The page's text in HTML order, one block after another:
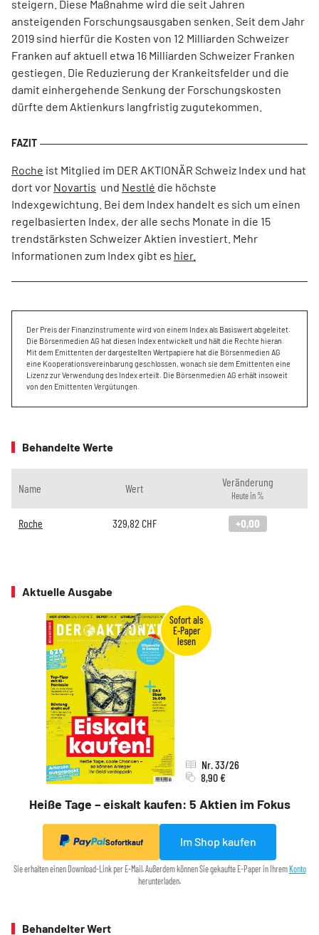
steigern. Diese Maßnahme wird die seit Jahren
ansteigenden Forschungsausgaben senken. Seit dem Jahr
2019 sind hierfür die Kosten von 12 Milliarden Schweizer
Franken auf aktuell etwa 16 Milliarden Schweizer Franken
gestiegen. Die Reduzierung der Krankeitsfelder und die
damit einhergehende Senkung der Forschungskosten
dürfte dem Aktienkurs langfristig zugutekommen.
Roche ist Mitglied im DER AKTIONÄR Schweiz Index und hat
dort vor Novartis und Nestlé die höchste
Indexgewichtung. Bei dem Index handelt es sich um einen
regelbasierten Index, der alle sechs Monate in die 15
trendstärksten Schweizer Aktien investiert. Mehr
Informationen zum Index gibt es hier.
Der Preis der Finanzinstrumente wird von einem Index als Basiswert abgeleitet.
Die Börsenmedien AG hat diesen Index entwickelt und hält die Rechte hieran.
Mit dem Emittenten der dargestellten Wertpapiere hat die Börsenmedien AG
eine Kooperationsvereinbarung geschlossen, wonach sie dem Emittenten eine
Lizenz zur Verwendung des Index erteilt. Die Börsenmedien AG erhält insoweit
von den Emittenten Vergütungen.
Behandelte Werte
Name Wert Veränderung
Heute in %
Roche 329,82 CHF +0,00
Aktuelle Ausgabe
Heiße Tage – eiskalt kaufen: 5 Aktien im Fokus
Nr. 33/26
8,90 €
Sofortkauf Im Shop kaufen
Sie erhalten einen Download-Link per E-Mail. Außerdem können Sie gekaufte E-Paper in IhremKonto
herunterladen.
Behandelter Wert